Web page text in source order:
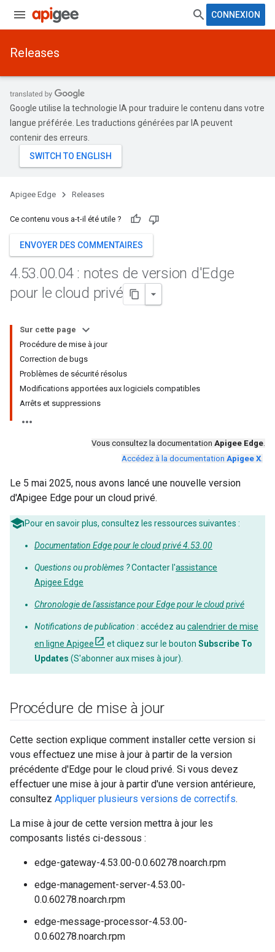
CONNEXION
Releases
Google utilise la technologie IA pour traduire le contenu dans votre
langue préférée. Les traductions générées par IA peuvent
contenir des erreurs.
Apigee Edge Releases
Ce contenu vous a-t-il été utile ?
ENVOYER DES COMMENTAIRES
4.53.00.04 : notes de version d'Edge
pour le cloud privé
Sur cette page
Procédure de mise à jour
Correction de bugs
Problèmes de sécurité résolus
Modifications apportées aux logiciels compatibles
Arrêts et suppressions
Vous consultez la documentation Apigee Edge.
Accédez à la documentation Apigee X.
Le 5 mai 2025, nous avons lancé une nouvelle version
d'Apigee Edge pour un cloud privé.
Pour en savoir plus, consultez les ressources suivantes :
Documentation Edge pour le cloud privé 4.53.00
Questions ou problèmes ?Contacter l'assistance
Apigee Edge
Chronologie de l'assistance pour Edge pour le cloud privé
Notifications de publication : accédez au calendrier de mise
en ligne Apigee
et cliquez sur le bouton Subscribe To
Updates (S'abonner aux mises à jour).
Procédure de mise à jour
Cette section explique comment installer cette version si
vous effectuez une mise à jour à partir de la version
précédente d'Edge pour le cloud privé. Si vous devez
effectuer une mise à jour à partir d'une version antérieure,
consultez Appliquer plusieurs versions de correctifs.
La mise à jour de cette version mettra à jour les
composants listés ci-dessous :
edge-gateway-4.53.00-0.0.60278.noarch.rpm
edge-management-server-4.53.00-
0.0.60278.noarch.rpm
edge-message-processor-4.53.00-
0.0.60278.noarch.rpm